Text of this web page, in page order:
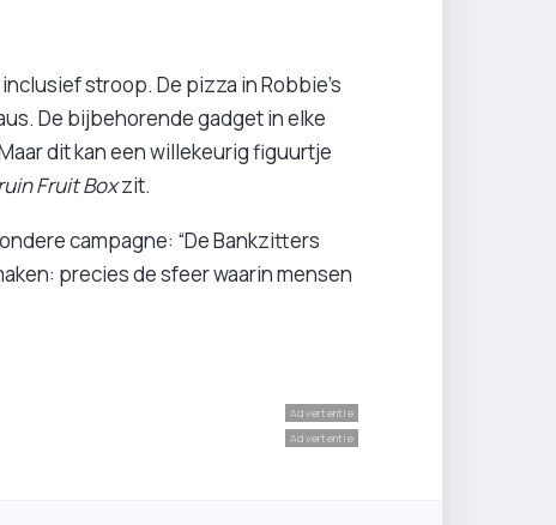
inclusief stroop. De pizza in Robbie’s
De bijbehorende gadget in elke
dit kan een willekeurig figuurtje
Fruit Boxzit.
campagne: “De Bankzitters
precies de sfeer waarin mensen
Advertentie
Advertentie